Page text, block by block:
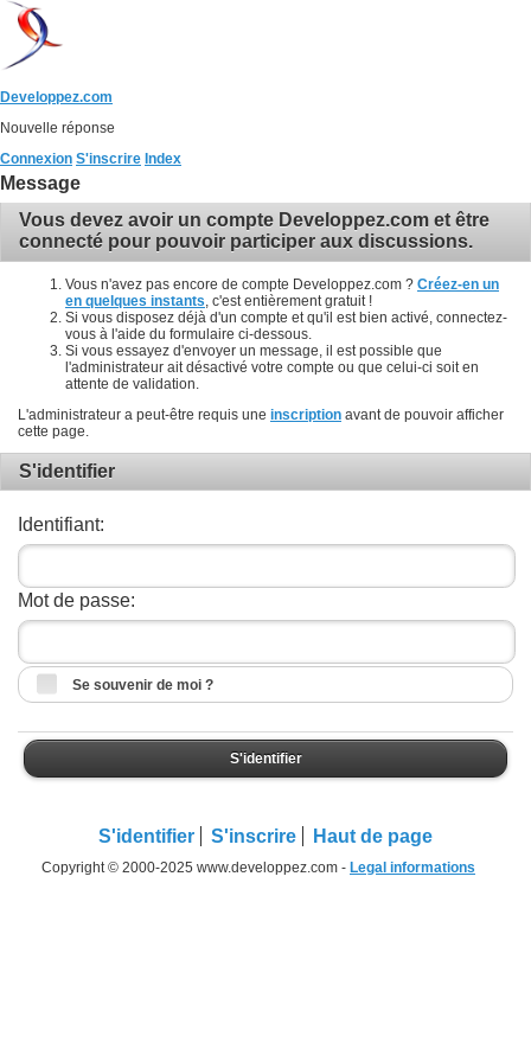
Developpez.com
Nouvelle réponse
Connexion S'inscrire Index
Message
Vous devez avoir un compte Developpez.com et être
connecté pour pouvoir participer aux discussions.
Vous n'avez pas encore de compte Developpez.com ? Créez-en un
en quelques instants , c'est entièrement gratuit !
Si vous disposez déjà d'un compte et qu'il est bien activé, connectez-
vous à l'aide du formulaire ci-dessous.
Si vous essayez d'envoyer un message, il est possible que
l'administrateur ait désactivé votre compte ou que celui-ci soit en
attente de validation.
L'administrateur a peut-être requis une inscription avant de pouvoir afficher
cette page.
S'identifier
Identifiant:
Mot de passe:
Se souvenir de moi ?
S'identifier
S'identifier S'inscrire Haut de page
Copyright © 2000-2025 www.developpez.com - Legal informations